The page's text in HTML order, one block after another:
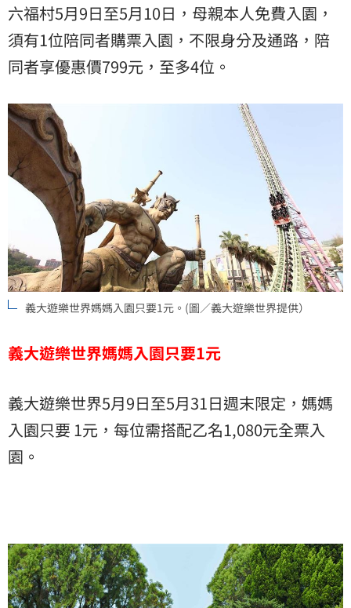
六福村5月9日至5月10日，母親本人免費入園，
須有1位陪同者購票入園，不限身分及通路，陪
同者享優惠價799元，至多4位。
義大遊樂世界媽媽入園只要1元。(圖／義大遊樂世界提供）
義大遊樂世界媽媽入園只要1元
義大遊樂世界5月9日至5月31日週末限定，媽媽
入園只要 1元，每位需搭配乙名1,080元全票入
園。